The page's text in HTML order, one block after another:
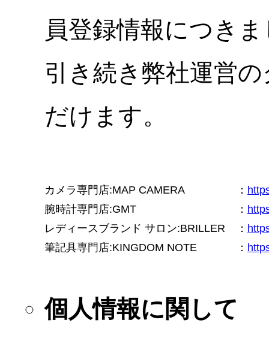
員登録情報につき
引き続き弊社運営
だけます。
カメラ専門店:MAP CAMERA ：
腕時計専門店:GMT
：
レディースブランド サロン:BRILLER
：
筆記具専門店:KINGDOM NOTE
：
個人情報に関して